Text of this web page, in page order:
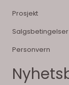
Prosjekt
Salgsbetingelser
Personvern